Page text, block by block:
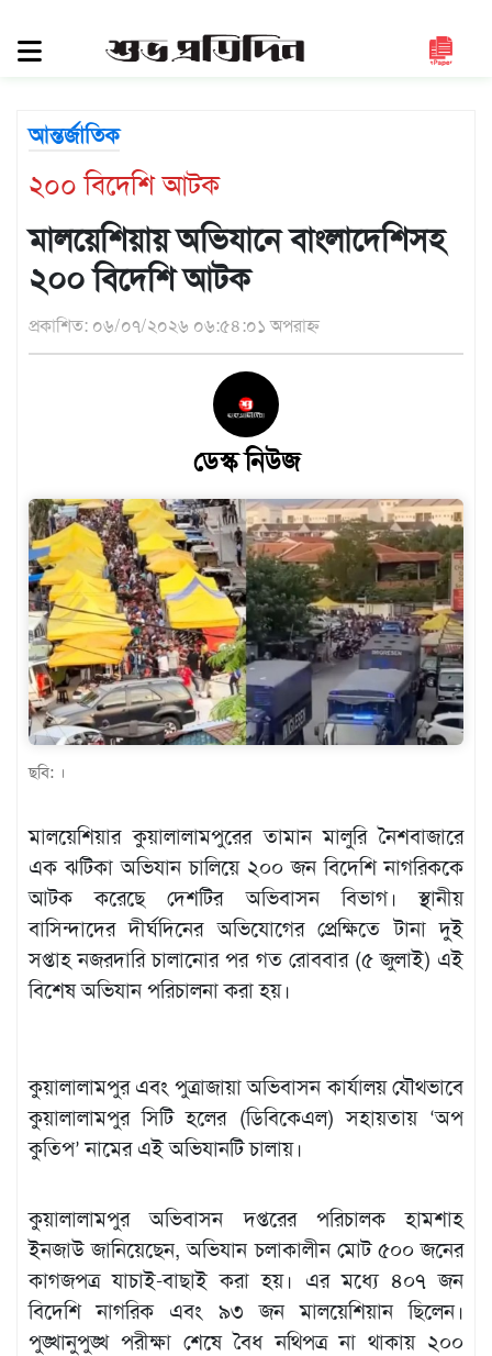
সিলেট
মৌলভীবাজার
হবিগঞ্জ
জাতীয়
রাজনীতি
দেশজুড়ে
খেলাধুলা
বিনোদন
এক্সক্লুসিভ
শিক্ষাঙ্গন
অর্থনীতি
মতামত
অন্যান্য
আন্তর্জাতিক
২০০ বিদেশি আটক
মালয়েশিয়ায় অভিযানে বাংলাদেশিসহ
২০০ বিদেশি আটক
প্রকাশিত: ০৬/০৭/২০২৬ ০৬:৫৪:০১ অপরাহ্ন
ডেস্ক নিউজ
ছবি: ।
মালয়েশিয়ার কুয়ালালামপুরের তামান মালুরি নৈশবাজারে
এক ঝটিকা অভিযান চালিয়ে ২০০ জন বিদেশি নাগরিককে
আটক করেছে দেশটির অভিবাসন বিভাগ। স্থানীয়
বাসিন্দাদের দীর্ঘদিনের অভিযোগের প্রেক্ষিতে টানা দুই
সপ্তাহ নজরদারি চালানোর পর গত রোববার (৫ জুলাই) এই
বিশেষ অভিযান পরিচালনা করা হয়।
কুয়ালালামপুর এবং পুত্রাজায়া অভিবাসন কার্যালয় যৌথভাবে
কুয়ালালামপুর সিটি হলের (ডিবিকেএল) সহায়তায় ‘অপ
কুতিপ’ নামের এই অভিযানটি চালায়।
কুয়ালালামপুর অভিবাসন দপ্তরের পরিচালক হামশাহ
ইনজাউ জানিয়েছেন, অভিযান চলাকালীন মোট ৫০০ জনের
কাগজপত্র যাচাই-বাছাই করা হয়। এর মধ্যে ৪০৭ জন
বিদেশি নাগরিক এবং ৯৩ জন মালয়েশিয়ান ছিলেন।
পুঙ্খানুপুঙ্খ পরীক্ষা শেষে বৈধ নথিপত্র না থাকায় ২০০